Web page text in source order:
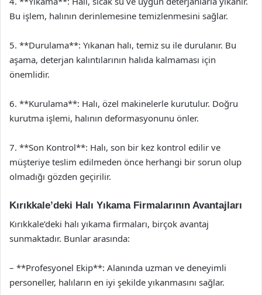
Bu işlem, halının derinlemesine temizlenmesini sağlar.
5. **Durulama**: Yıkanan halı, temiz su ile durulanır. Bu
aşama, deterjan kalıntılarının halıda kalmaması için
önemlidir.
6. **Kurulama**: Halı, özel makinelerle kurutulur. Doğru
kurutma işlemi, halının deformasyonunu önler.
7. **Son Kontrol**: Halı, son bir kez kontrol edilir ve
müşteriye teslim edilmeden önce herhangi bir sorun olup
olmadığı gözden geçirilir.
Kırıkkale’deki Halı Yıkama Firmalarının Avantajları
Kırıkkale’deki halı yıkama firmaları, birçok avantaj
sunmaktadır. Bunlar arasında:
– **Profesyonel Ekip**: Alanında uzman ve deneyimli
personeller, halıların en iyi şekilde yıkanmasını sağlar.